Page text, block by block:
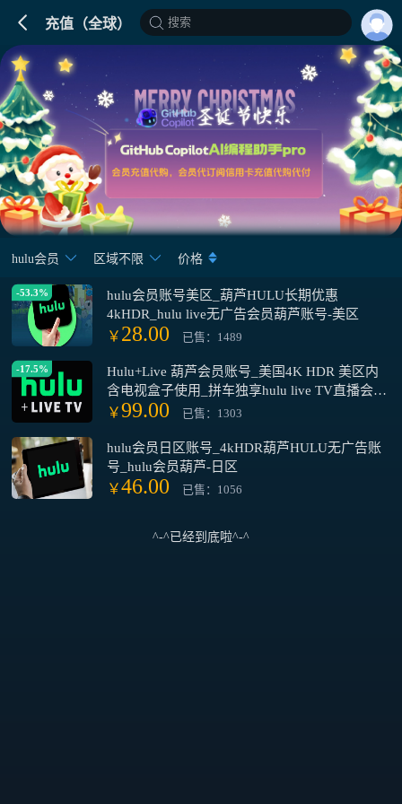
充值（全球） 搜索
hulu会员 区域不限 价格
-53.3%
hulu会员账号美区_葫芦HULU长期优惠
4kHDR_hulu live无广告会员葫芦账号-美区
￥ 28.00 已售：1489
-17.5%
Hulu+Live 葫芦会员账号_美国4K HDR 美区内
含电视盒子使用_拼车独享hulu live TV直播会员
平台
￥99.00 已售：1303
hulu会员日区账号_4kHDR葫芦HULU无广告账
号_hulu会员葫芦-日区
￥46.00 已售：1056
^-^已经到底啦^-^